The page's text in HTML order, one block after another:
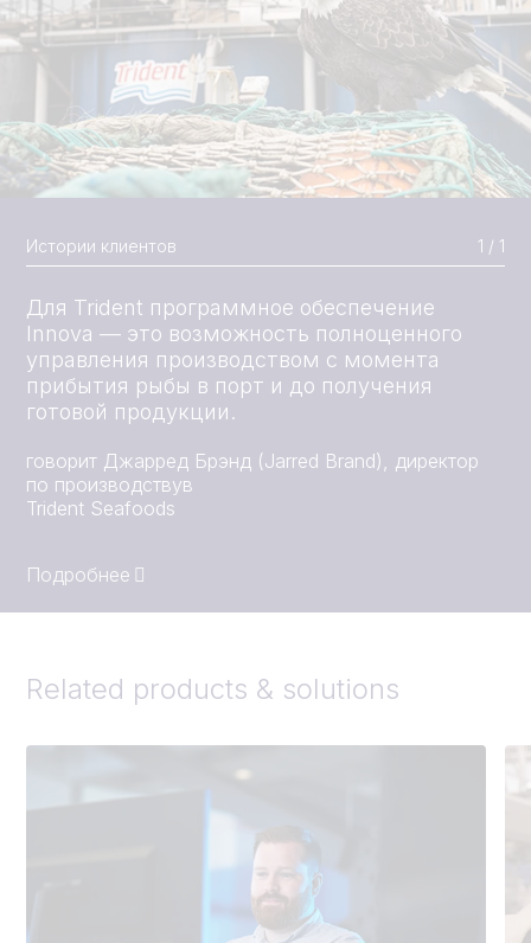
Истории клиентов 1 / 1
Для Trident программное обеспечение
Innova — это возможность полноценного
управления производством с момента
прибытия рыбы в порт и до получения
готовой продукции.
говорит Джарред Брэнд (Jarred Brand), директор
по производствув
Trident Seafoods
Подробнее
Related products & solutions